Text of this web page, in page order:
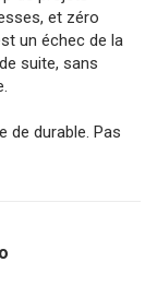
et zéro
un échec de la
suite, sans
de durable. Pas